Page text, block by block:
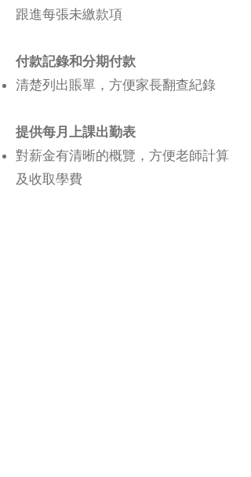
跟進每張未繳款項
付款記錄和分期付款
清楚列出賬單，方便家長翻查紀錄
提供每月上課出勤表
對薪金有清晰的概覽，方便老師計算
及收取學費